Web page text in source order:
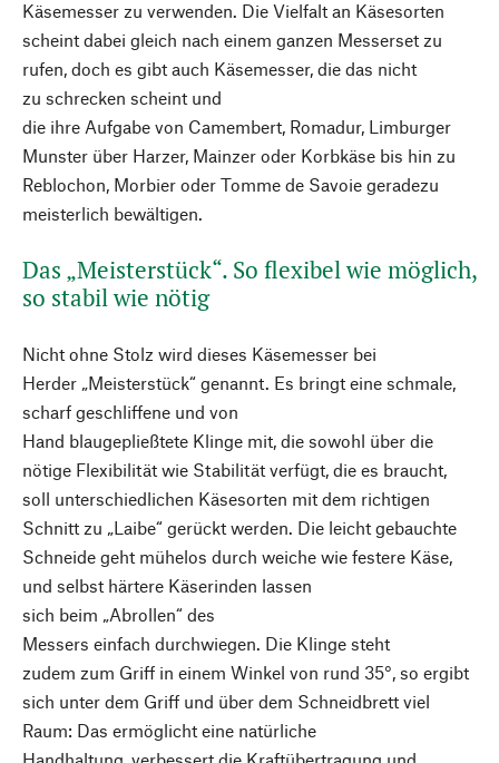
Käsemesser zu verwenden. Die Vielfalt an Käsesorten
scheint dabei gleich nach einem ganzen Messerset zu
rufen, doch es gibt auch Käsemesser, die das nicht
zu schrecken scheint und
die ihre Aufgabe von Camembert, Romadur, Limburger
Munster über Harzer, Mainzer oder Korbkäse bis hin zu
Reblochon, Morbier oder Tomme de Savoie geradezu
meisterlich bewältigen.
Das „Meisterstück“. So flexibel wie möglich,
so stabil wie nötig
Nicht ohne Stolz wird dieses Käsemesser bei
Herder „Meisterstück“ genannt. Es bringt eine schmale,
scharf geschliffene und von
Hand blaugepließtete Klinge mit, die sowohl über die
nötige Flexibilität wie Stabilität verfügt, die es braucht,
soll unterschiedlichen Käsesorten mit dem richtigen
Schnitt zu „Laibe“ gerückt werden. Die leicht gebauchte
Schneide geht mühelos durch weiche wie festere Käse,
und selbst härtere Käserinden lassen
sich beim „Abrollen“ des
Messers einfach durchwiegen. Die Klinge steht
zudem zum Griff in einem Winkel von rund 35°, so ergibt
sich unter dem Griff und über dem Schneidbrett viel
Raum: Das ermöglicht eine natürliche